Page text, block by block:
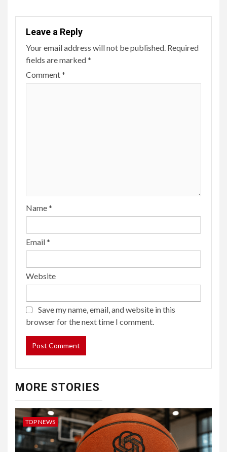
Leave a Reply
Your email address will not be published. Required
fields are marked*
Comment*
Name*
Email*
Website
Save my name, email, and website in this
browser for the next time I comment.
MORE STORIES
TOP NEWS